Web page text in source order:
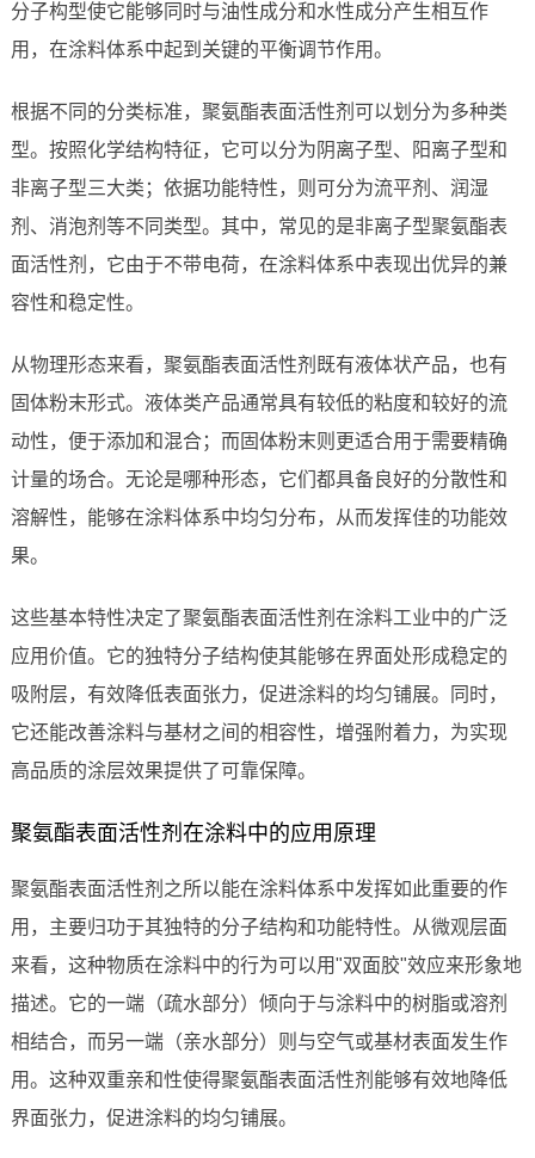
分子构型使它能够同时与油性成分和水性成分产生相互作
用，在涂料体系中起到关键的平衡调节作用。
根据不同的分类标准，聚氨酯表面活性剂可以划分为多种类
型。按照化学结构特征，它可以分为阴离子型、阳离子型和
非离子型三大类；依据功能特性，则可分为流平剂、润湿
剂、消泡剂等不同类型。其中，常见的是非离子型聚氨酯表
面活性剂，它由于不带电荷，在涂料体系中表现出优异的兼
容性和稳定性。
从物理形态来看，聚氨酯表面活性剂既有液体状产品，也有
固体粉末形式。液体类产品通常具有较低的粘度和较好的流
动性，便于添加和混合；而固体粉末则更适合用于需要精确
计量的场合。无论是哪种形态，它们都具备良好的分散性和
溶解性，能够在涂料体系中均匀分布，从而发挥佳的功能效
果。
这些基本特性决定了聚氨酯表面活性剂在涂料工业中的广泛
应用价值。它的独特分子结构使其能够在界面处形成稳定的
吸附层，有效降低表面张力，促进涂料的均匀铺展。同时，
它还能改善涂料与基材之间的相容性，增强附着力，为实现
高品质的涂层效果提供了可靠保障。
聚氨酯表面活性剂在涂料中的应用原理
聚氨酯表面活性剂之所以能在涂料体系中发挥如此重要的作
用，主要归功于其独特的分子结构和功能特性。从微观层面
来看，这种物质在涂料中的行为可以用"双面胶"效应来形象地
描述。它的一端（疏水部分）倾向于与涂料中的树脂或溶剂
相结合，而另一端（亲水部分）则与空气或基材表面发生作
用。这种双重亲和性使得聚氨酯表面活性剂能够有效地降低
界面张力，促进涂料的均匀铺展。